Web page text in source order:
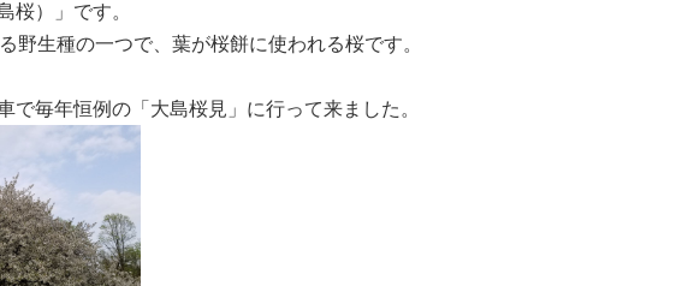
桜）」です。
野生種の一つで、葉が桜餅に使われる桜です。
で毎年恒例の「大島桜見」に行って来ました。